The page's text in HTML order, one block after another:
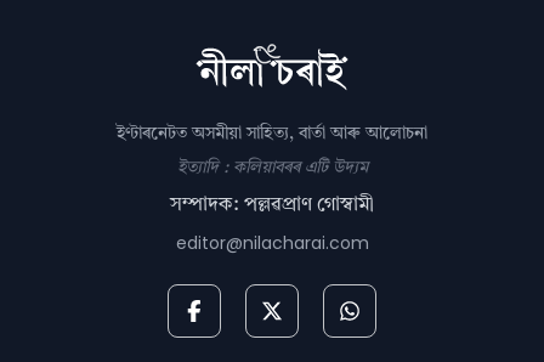
ইণ্টাৰনেটত অসমীয়া সাহিত্য, বাৰ্তা আৰু আলোচনা
ইত্যাদি : কলিয়াবৰৰ এটি উদ্যম
সম্পাদক: পল্লৱপ্ৰাণ গোস্বামী
editor@nilacharai.com